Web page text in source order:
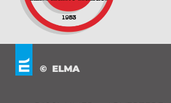
© ELMA